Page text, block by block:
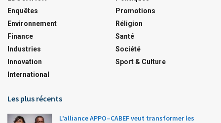
Enquêtes
Environnement
Finance
Industries
Innovation
International
Promotions
Réligion
Santé
Société
Sport & Culture
Les plus récents
L’alliance APPO–CABEF veut transformer les